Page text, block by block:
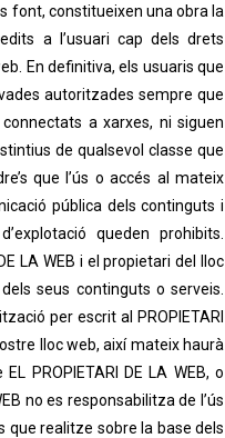
font, constitueixen una obra la
a l’usuari cap dels drets
En definitiva, els usuaris que
autoritzades sempre que
a xarxes, ni siguen
de qualsevol classe que
que l’ús o accés al mateix
pública dels continguts i
queden prohibits.
LA WEB i el propietari del lloc
seus continguts o serveis.
per escrit al PROPIETARI
lloc web, així mateix haurà
PROPIETARI DE LA WEB, o
no es responsabilitza de l’ús
que realitze sobre la base dels